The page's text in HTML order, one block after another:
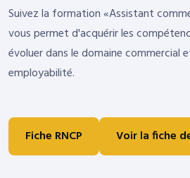
Suivez la formation «Assistant
vous permet d'acquérir les
évoluer dans le domaine commercial
employabilité.
Fiche RNCP Voir la fiche